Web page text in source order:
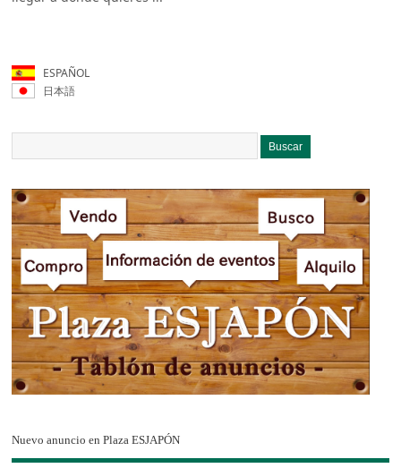
ESPAÑOL
日本語
Nuevo anuncio en Plaza ESJAPÓN